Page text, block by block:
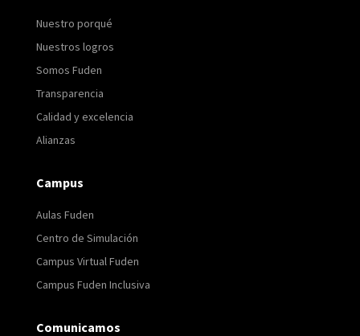
Nuestro porqué
Nuestros logros
Somos Fuden
Transparencia
Calidad y excelencia
Alianzas
Campus
Aulas Fuden
Centro de Simulación
Campus Virtual Fuden
Campus Fuden Inclusiva
Comunicamos